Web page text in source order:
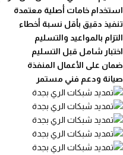
استخدام خامات أصلية معتمدة
تنفيذ دقيق بأقل نسبة أخطاء
التزام بالمواعيد والتسليم
اختبار شامل قبل التسليم
ضمان على الأعمال المنفذة
صيانة ودعم فني مستمر